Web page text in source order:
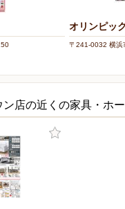
オリンピッ
〒241-0032 横浜
店の近くの家具・ホ